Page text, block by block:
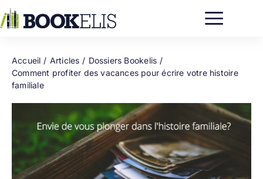
au
contenu
Accueil Articles
Dossiers Bookelis
Comment profiter des vacances pour écrire votre histoire
familiale